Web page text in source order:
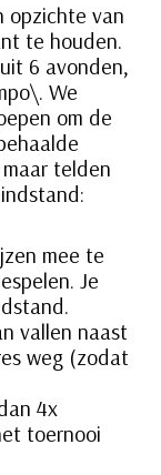
opzichte van
te houden.
6 avonden,
We
om de
telden
mee te
Je
vallen naast
weg (zodat
4x
toernooi